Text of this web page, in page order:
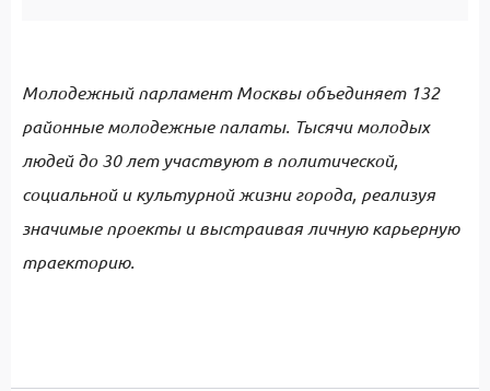
Молодежный парламент Москвы объединяет 132
районные молодежные палаты. Тысячи молодых
людей до 30 лет участвуют в политической,
социальной и культурной жизни города, реализуя
значимые проекты и выстраивая личную карьерную
траекторию.